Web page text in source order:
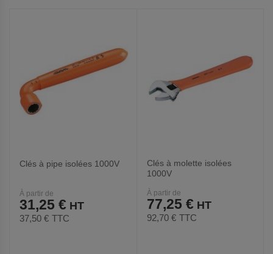
Clés à pipe isolées 1000V
À partir de
31,25 €
37,50 € TTC
Clés à molette isolées
1000V
À partir de
77,25 €
92,70 € TTC